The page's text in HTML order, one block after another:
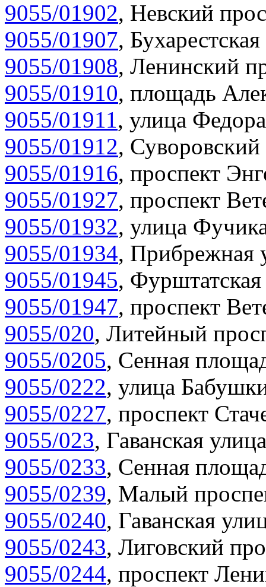
9055/01902, Невский
9055/01907,
9055/01908, Ленинский
9055/01910, площадь
9055/01911, улица
9055/01912, Суворовский
9055/01916, проспект
9055/01927, проспект
9055/01932, улица
9055/01934, Прибрежная
9055/01945,
9055/01947, проспект
9055/020, Литейный
9055/0205, Сенная
9055/0222, улица
9055/0227, проспект
9055/023, Гаванская
9055/0233, Сенная
9055/0239, Малый
9055/0240, Гаванская
9055/0243, Лиговский
9055/0244, проспект